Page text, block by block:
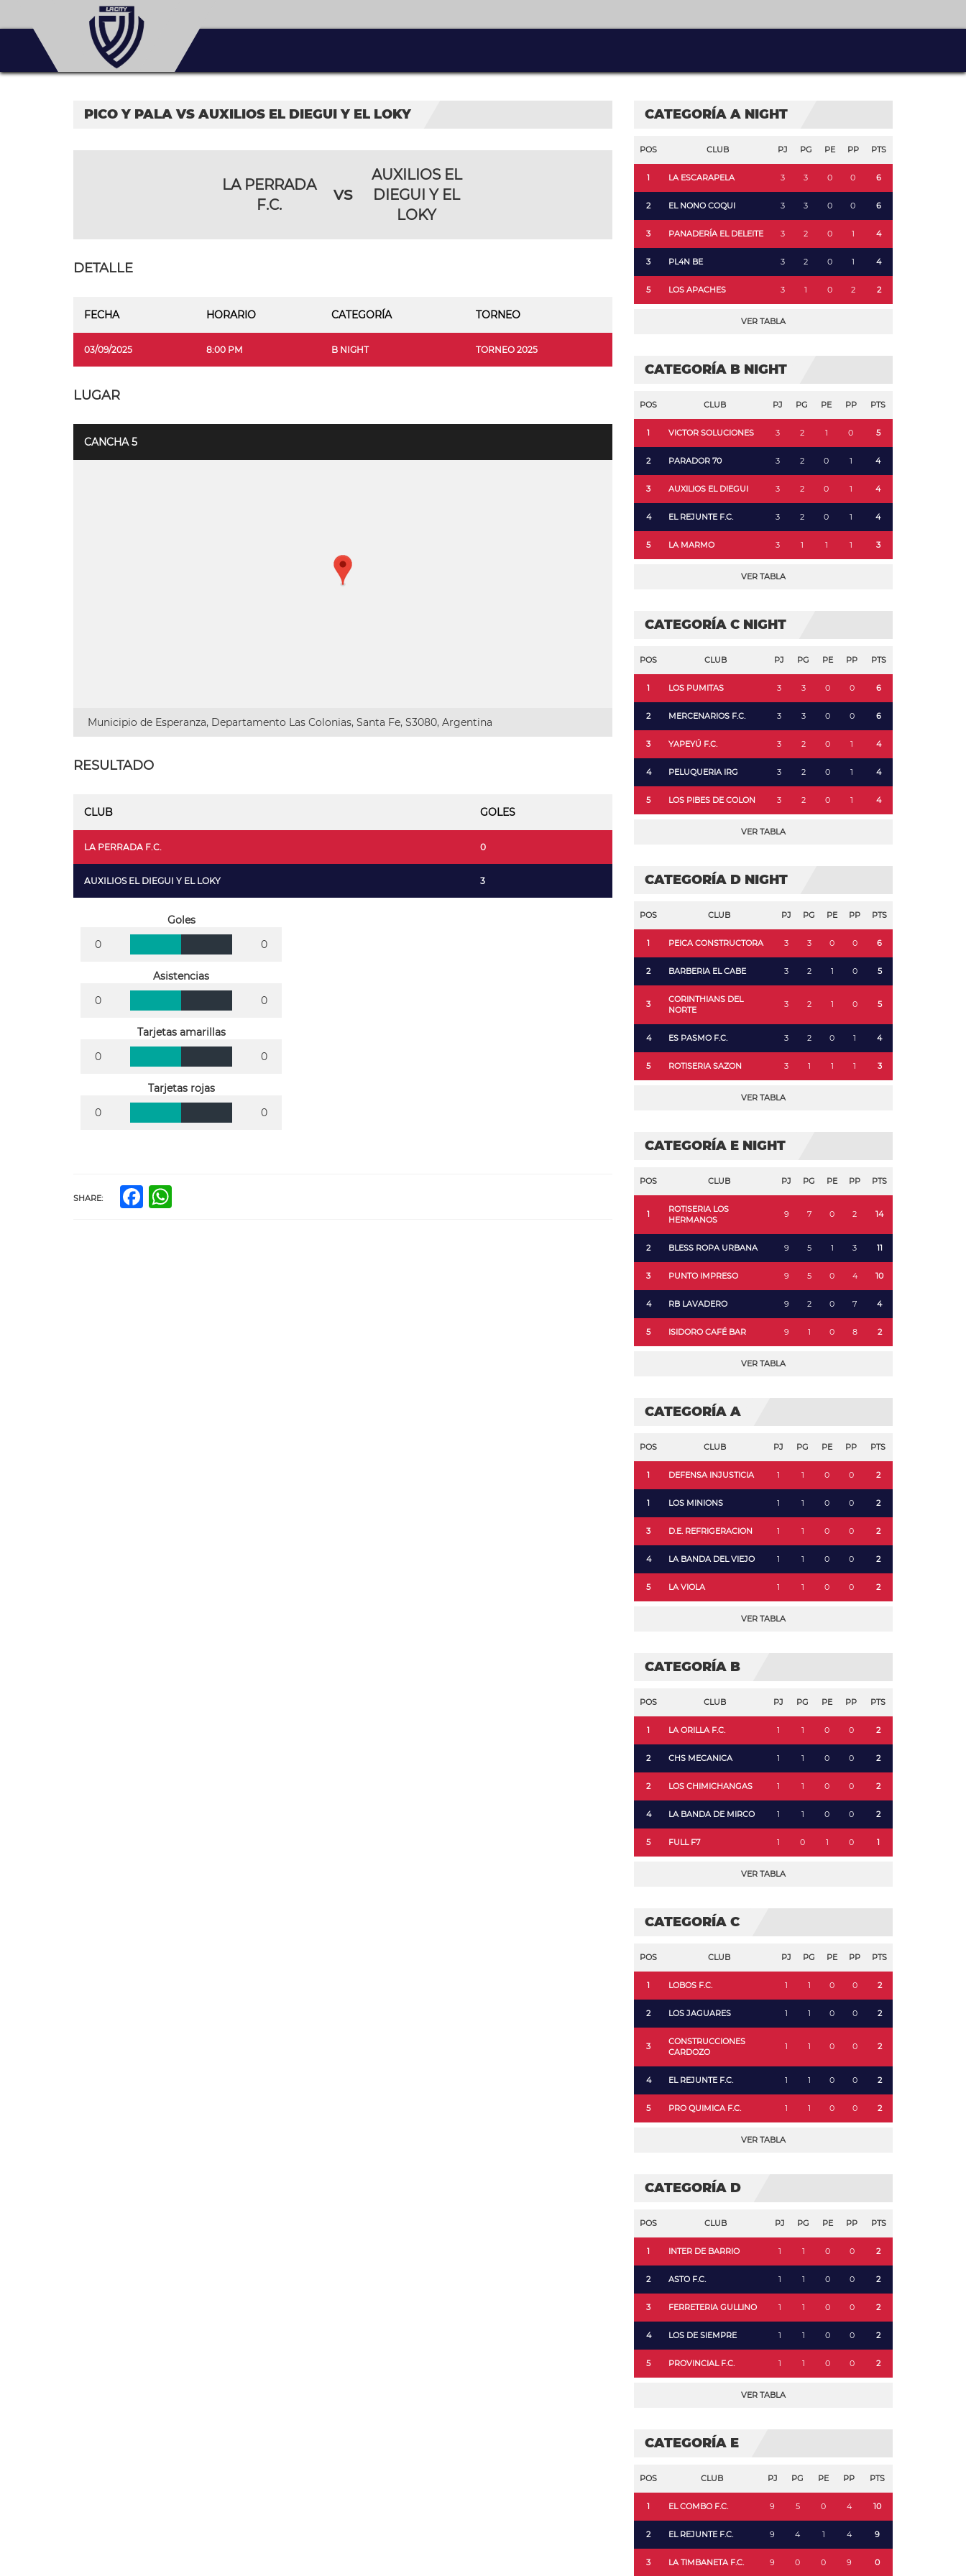
PICO Y PALA VS AUXILIOS EL DIEGUI Y EL LOKY
LA PERRADA
F.C.
vs
AUXILIOS EL
DIEGUI Y EL
LOKY
DETALLE
FECHA HORARIO CATEGORÍA TORNEO
03/09/2025 8:00 PM B NIGHT TORNEO 2025
LUGAR
CANCHA 5
Municipio de Esperanza, Departamento Las Colonias, Santa Fe, S3080, Argentina
RESULTADO
CLUB GOLES
LA PERRADA F.C. 0
AUXILIOS EL DIEGUI Y EL LOKY 3
Goles
0
0
Asistencias
0
0
Tarjetas amarillas
0
0
Tarjetas rojas
0
0
SHARE: Facebook
CATEGORÍA A NIGHT
POS CLUB PJ PG PE PP PTS
1 LA ESCARAPELA 3 3 0 0 6
2 EL NONO COQUI 3 3 0 0 6
3 PANADERÍA EL DELEITE 3 2 0 1 4
3 PL4N BE 3 2 0 1 4
5 LOS APACHES 3 1 0 2 2
VER TABLA
CATEGORÍA B NIGHT
POS CLUB PJ PG PE PP PTS
1 VICTOR SOLUCIONES 3 2 1 0 5
2 PARADOR 70 3 2 0 1 4
3 AUXILIOS EL DIEGUI 3 2 0 1 4
4 EL REJUNTE F.C. 3 2 0 1 4
5 LA MARMO 3 1 1 1 3
VER TABLA
CATEGORÍA C NIGHT
POS CLUB PJ PG PE PP PTS
1 LOS PUMITAS 3 3 0 0 6
2 MERCENARIOS F.C. 3 3 0 0 6
3 YAPEYÚ F.C. 3 2 0 1 4
4 PELUQUERIA IRG 3 2 0 1 4
5 LOS PIBES DE COLON 3 2 0 1 4
VER TABLA
CATEGORÍA D NIGHT
POS CLUB PJ PG PE PP PTS
1 PEICA CONSTRUCTORA 3 3 0 0 6
2 BARBERIA EL CABE 3 2 1 0 5
3
CORINTHIANS DEL
NORTE
3 2 1 0 5
4 ES PASMO F.C. 3 2 0 1 4
5 ROTISERIA SAZON 3 1 1 1 3
VER TABLA
CATEGORÍA E NIGHT
POS CLUB PJ PG PE PP PTS
1
ROTISERIA LOS
HERMANOS
9 7 0 2 14
2 BLESS ROPA URBANA 9 5 1 3 11
3 PUNTO IMPRESO 9 5 0 4 10
4 RB LAVADERO 9 2 0 7 4
5 ISIDORO CAFÉ BAR 9 1 0 8 2
VER TABLA
CATEGORÍA A
POS CLUB PJ PG PE PP PTS
1 DEFENSA INJUSTICIA 1 1 0 0 2
1 LOS MINIONS 1 1 0 0 2
3 D.E. REFRIGERACION 1 1 0 0 2
4 LA BANDA DEL VIEJO 1 1 0 0 2
5 LA VIOLA 1 1 0 0 2
VER TABLA
CATEGORÍA B
POS CLUB PJ PG PE PP PTS
1 LA ORILLA F.C. 1 1 0 0 2
2 CHS MECANICA 1 1 0 0 2
2 LOS CHIMICHANGAS 1 1 0 0 2
4 LA BANDA DE MIRCO 1 1 0 0 2
5 FULL F7 1 0 1 0 1
VER TABLA
CATEGORÍA C
POS CLUB PJ PG PE PP PTS
1 LOBOS F.C. 1 1 0 0 2
2 LOS JAGUARES 1 1 0 0 2
3
CONSTRUCCIONES
CARDOZO
1 1 0 0 2
4 EL REJUNTE F.C. 1 1 0 0 2
5 PRO QUIMICA F.C. 1 1 0 0 2
VER TABLA
CATEGORÍA D
POS CLUB PJ PG PE PP PTS
1 INTER DE BARRIO 1 1 0 0 2
2 ASTO F.C. 1 1 0 0 2
3 FERRETERIA GULLINO 1 1 0 0 2
4 LOS DE SIEMPRE 1 1 0 0 2
5 PROVINCIAL F.C. 1 1 0 0 2
VER TABLA
CATEGORÍA E
POS CLUB PJ PG PE PP PTS
1 EL COMBO F.C. 9 5 0 4 10
2 EL REJUNTE F.C. 9 4 1 4 9
3 LA TIMBANETA F.C. 9 0 0 9 0